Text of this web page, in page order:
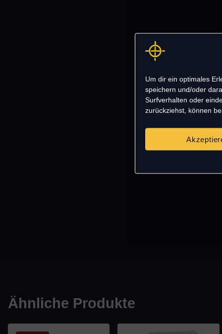
Um dir ein optimales
speichern und/oder
Surfverhalten oder
zurückziehst, können
Ähnliche Produkte